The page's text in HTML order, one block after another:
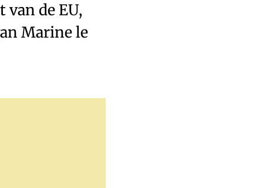
van de EU,
Marine le